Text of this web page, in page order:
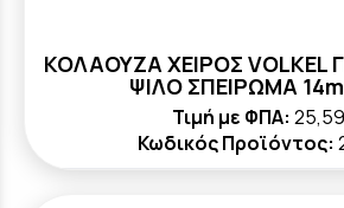
ΚΟΛΑΟΥΖΑ ΧΕΙΡΟΣ VOLKEL
ΨΙΛΟ ΣΠΕΙΡΩΜΑ
Τιμή με ΦΠΑ:
Κωδικός Προϊόντος: